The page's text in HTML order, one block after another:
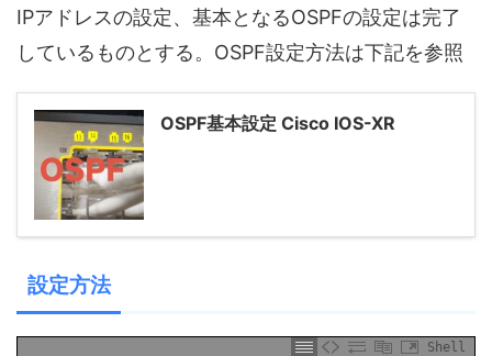
IPアドレスの設定、基本となるOSPFの設定は完了
しているものとする。OSPF設定方法は下記を参照
OSPF基本設定 Cisco IOS-XR
設定方法
Shell